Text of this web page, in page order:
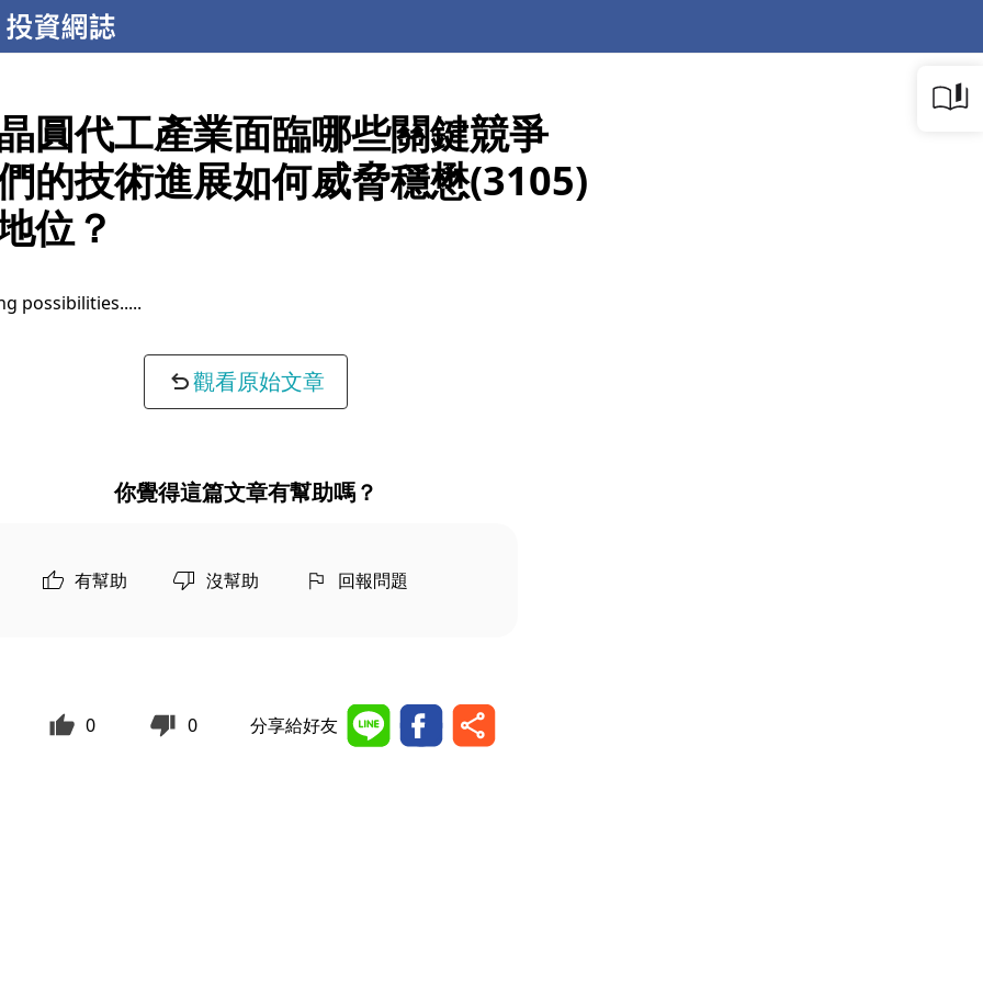
圓代工產業面臨哪些關鍵競爭
的技術進展如何威脅穩懋(3105)
位？
possibilities...
觀看原始文章
你覺得這篇文章有幫助嗎？
有幫助 沒幫助 回報問題
0 0 分享給好友